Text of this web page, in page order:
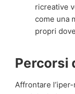
ricreative
come una
propri
Percorsi
Affrontare